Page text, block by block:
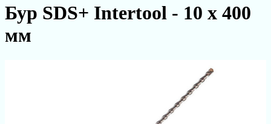
Бур SDS+ Intertool - 10 х 400
мм